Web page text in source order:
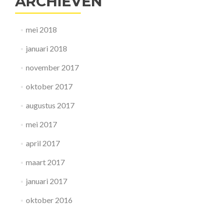
mei 2018
januari 2018
november 2017
oktober 2017
augustus 2017
mei 2017
april 2017
maart 2017
januari 2017
oktober 2016